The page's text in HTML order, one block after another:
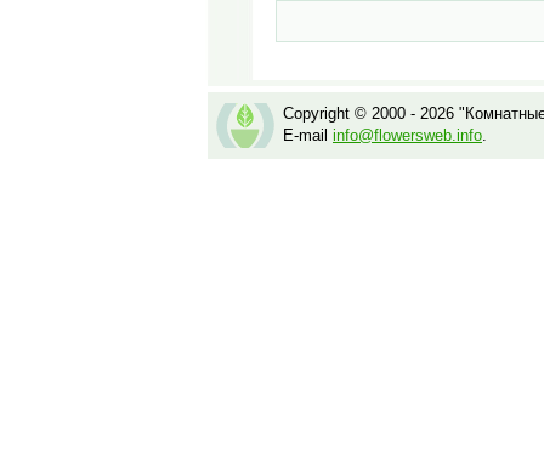
Copyright © 2000 - 2026
E-mail info@flowersweb.info.